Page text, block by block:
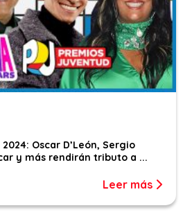
Oscar D’León, Sergio
y más rendirán tributo a ...
Leer más